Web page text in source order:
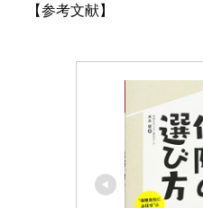
【参考文献】